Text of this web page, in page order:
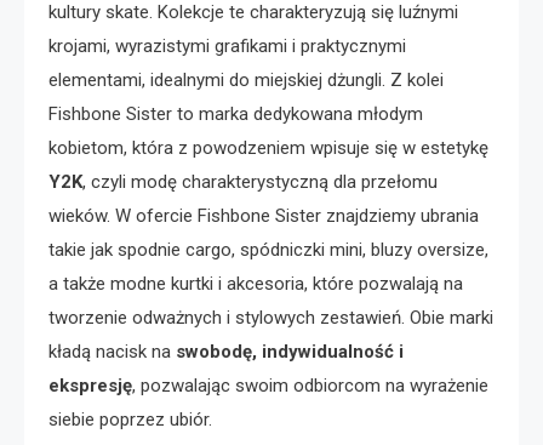
kultury skate. Kolekcje te charakteryzują się luźnymi
krojami, wyrazistymi grafikami i praktycznymi
elementami, idealnymi do miejskiej dżungli. Z kolei
Fishbone Sister to marka dedykowana młodym
kobietom, która z powodzeniem wpisuje się w estetykę
Y2K, czyli modę charakterystyczną dla przełomu
wieków. W ofercie Fishbone Sister znajdziemy ubrania
takie jak spodnie cargo, spódniczki mini, bluzy oversize,
a także modne kurtki i akcesoria, które pozwalają na
tworzenie odważnych i stylowych zestawień. Obie marki
kładą nacisk na swobodę, indywidualność i
ekspresję, pozwalając swoim odbiorcom na wyrażenie
siebie poprzez ubiór.